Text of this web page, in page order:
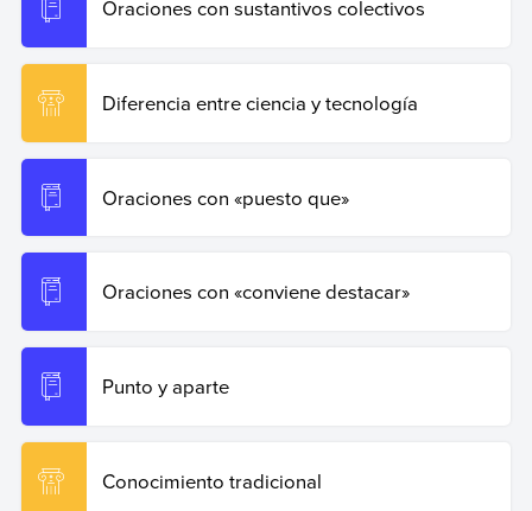
Oraciones con sustantivos colectivos
Diferencia entre ciencia y tecnología
Oraciones con «puesto que»
Oraciones con «conviene destacar»
Punto y aparte
Conocimiento tradicional